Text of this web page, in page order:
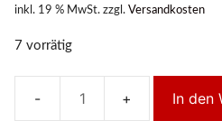
inkl. 19 % MwSt. zzgl. Versandkosten
7 vorrätig
In den